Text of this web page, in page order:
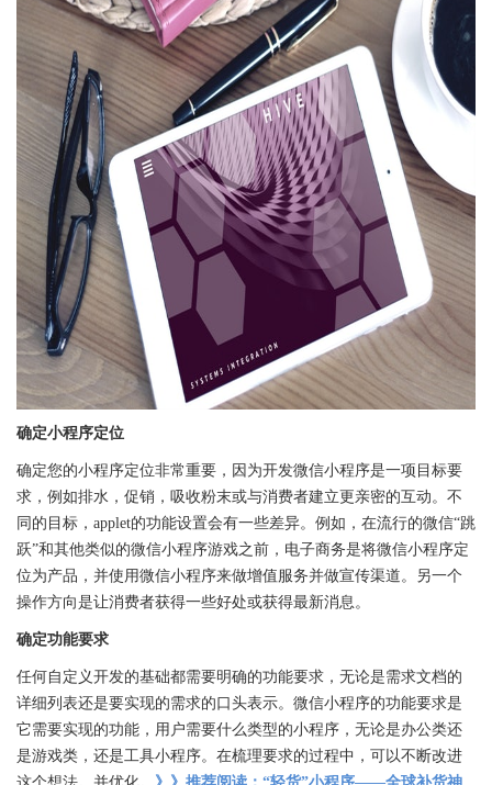
确定小程序定位
确定您的小程序定位非常重要，因为开发微信小程序是一项目标要
求，例如排水，促销，吸收粉末或与消费者建立更亲密的互动。不
同的目标，applet的功能设置会有一些差异。例如，在流行的微信“跳
跃”和其他类似的微信小程序游戏之前，电子商务是将微信小程序定
位为产品，并使用微信小程序来做增值服务并做宣传渠道。另一个
操作方向是让消费者获得一些好处或获得最新消息。
确定功能要求
任何自定义开发的基础都需要明确的功能要求，无论是需求文档的
详细列表还是要实现的需求的口头表示。微信小程序的功能要求是
它需要实现的功能，用户需要什么类型的小程序，无论是办公类还
是游戏类，还是工具小程序。在梳理要求的过程中，可以不断改进